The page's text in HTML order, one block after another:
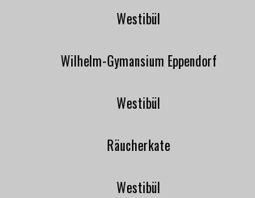
Westibül
Wilhelm-Gymansium Eppendorf
Westibül
Räucherkate
Westibül